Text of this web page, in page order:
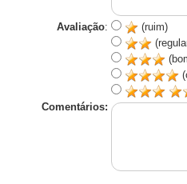
Avaliação:
(ruim)
Comentários: